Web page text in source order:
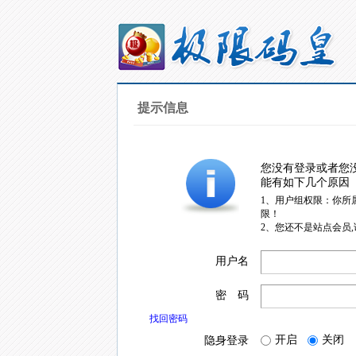
提示信息
您没有登录或者您
能有如下几个原因
1、用户组权限：你所
限！
2、您还不是站点会员
用户名
密 码
找回密码
隐身登录 开启 关闭